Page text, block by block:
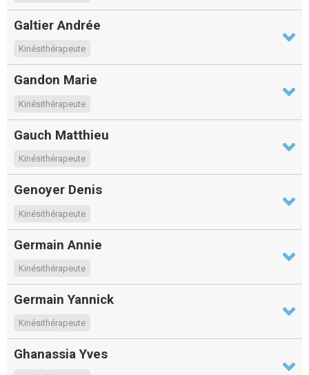
Galtier Andrée
Kinésithérapeute
Gandon Marie
Kinésithérapeute
Gauch Matthieu
Kinésithérapeute
Genoyer Denis
Kinésithérapeute
Germain Annie
Kinésithérapeute
Germain Yannick
Kinésithérapeute
Ghanassia Yves